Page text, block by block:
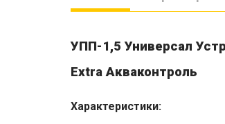
УПП-1,5 Универсал
Extra Акваконтроль
Характеристики: